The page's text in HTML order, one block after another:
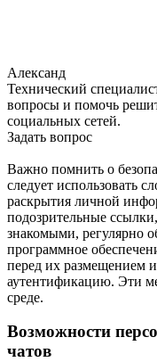
Александ
Технический
вопросы и помочь
социальных сетей.
Задать вопрос
Важно помнить о
следует использовать
раскрытия личной
подозрительные
знакомыми, регулярно
программное
перед их размещением
аутентификацию. Эти
среде.
Возможности
чатов